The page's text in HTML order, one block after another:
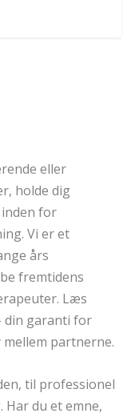
eller
holde dig
for
Vi er et
års
fremtidens
Læs
din garanti for
partnerne.
til professionel
Har du et emne,